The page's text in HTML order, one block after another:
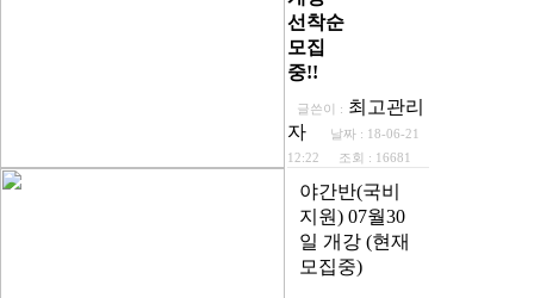
선착순
모집
중!!
글쓴이 : 최고관리
자
날짜 : 18-06-21
12:22
조회 : 16681
야간반(국비
지원) 07월30
일 개강 (현재
모집중)